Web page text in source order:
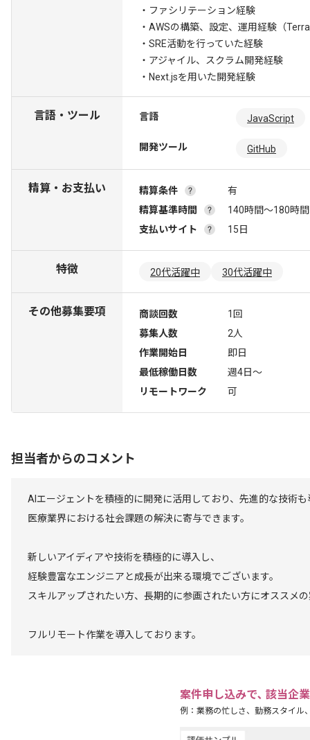
・ファシリテーション経験
・AWSの構築、設定、運用経験（
・SRE活動を行っていた経験
・アジャイル、スクラム開発経験
・Next.jsを用いた開発経験
言語・ツール 言語 JavaScript
開発ツール GitHub
精算・お支払い 精算条件
有
精算基準時間
140時間〜180時間
支払いサイト
15日
特徴 20代活躍中 30代活躍中
その他募集要項 商談回数
1回
募集人数
2人
作業開始日
即日
最低稼働日数
週4日〜
リモートワーク
可
担当者からのコメント
AIエージェントを積極的に開発に活用しており、先進的な技術
医療業界における社会課題の解決に寄与できます。
新しいアイディアや技術を積極的に導入し、
経験豊富なエンジニアと成長が出来る環境でございます。
スキルアップされたい方、長期的に参画されたい方にオススメ
フルリモート作業を導入しております。
案件申し込みで､ 該当企
例：業務の忙しさ、勤務スタイル